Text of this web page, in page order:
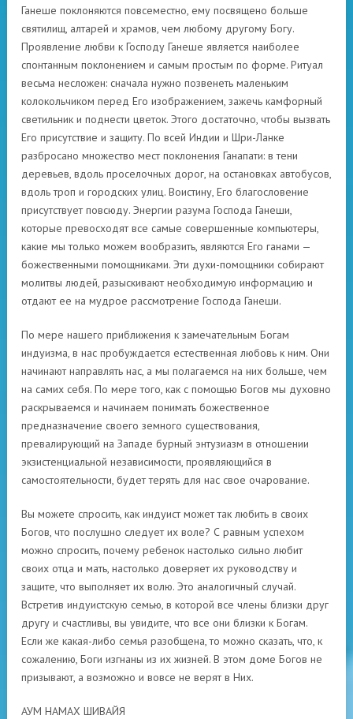
Ганеше поклоняются повсеместно, ему посвящено больше
святилищ, алтарей и храмов, чем любому другому Богу.
Проявление любви к Господу Ганеше является наиболее
спонтанным поклонением и самым простым по форме. Ритуал
весьма несложен: сначала нужно позвенеть маленьким
колокольчиком перед Его изображением, зажечь камфорный
светильник и поднести цветок. Этого достаточно, чтобы вызвать
Его присутствие и защиту. По всей Индии и Шри-Ланке
разбросано множество мест поклонения Ганапати: в тени
деревьев, вдоль проселочных дорог, на остановках автобусов,
вдоль троп и городских улиц. Воистину, Его благословение
присутствует повсюду. Энергии разума Господа Ганеши,
которые превосходят все самые совершенные компьютеры,
какие мы только можем вообразить, являются Его ганами —
божественными помощниками. Эти духи-помощники собирают
молитвы людей, разыскивают необходимую информацию и
отдают ее на мудрое рассмотрение Господа Ганеши.
По мере нашего приближения к замечательным Богам
индуизма, в нас пробуждается естественная любовь к ним. Они
начинают направлять нас, а мы полагаемся на них больше, чем
на самих себя. По мере того, как с помощью Богов мы духовно
раскрываемся и начинаем понимать божественное
предназначение своего земного существования,
превалирующий на Западе бурный энтузиазм в отношении
экзистенциальной независимости, проявляющийся в
самостоятельности, будет терять для нас свое очарование.
Вы можете спросить, как индуист может так любить в своих
Богов, что послушно следует их воле? С равным успехом
можно спросить, почему ребенок настолько сильно любит
своих отца и мать, настолько доверяет их руководству и
защите, что выполняет их волю. Это аналогичный случай.
Встретив индуистскую семью, в которой все члены близки друг
другу и счастливы, вы увидите, что все они близки к Богам.
Если же какая-либо семья разобщена, то можно сказать, что, к
сожалению, Боги изгнаны из их жизней. В этом доме Богов не
призывают, а возможно и вовсе не верят в Них.
АУМ НАМАХ ШИВАЙЯ